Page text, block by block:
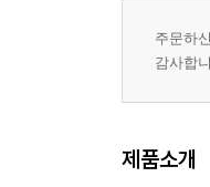
주문하
감사합
제품소개